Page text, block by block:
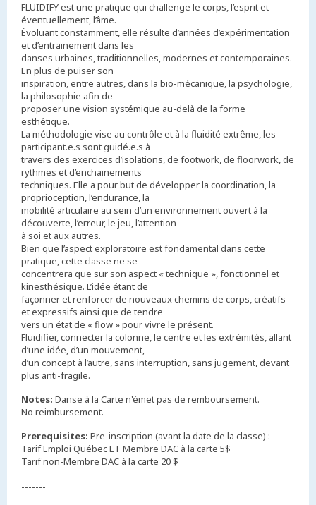
FLUIDIFY est une pratique qui challenge le corps, l’esprit et
éventuellement, l’âme.
Évoluant constamment, elle résulte d’années d’expérimentation
et d’entrainement dans les
danses urbaines, traditionnelles, modernes et contemporaines.
En plus de puiser son
inspiration, entre autres, dans la bio-mécanique, la psychologie,
la philosophie afin de
proposer une vision systémique au-delà de la forme
esthétique.
La méthodologie vise au contrôle et à la fluidité extrême, les
participant.e.s sont guidé.e.s à
travers des exercices d’isolations, de footwork, de floorwork, de
rythmes et d’enchainements
techniques. Elle a pour but de développer la coordination, la
proprioception, l’endurance, la
mobilité articulaire au sein d’un environnement ouvert à la
découverte, l’erreur, le jeu, l’attention
à soi et aux autres.
Bien que l’aspect exploratoire est fondamental dans cette
pratique, cette classe ne se
concentrera que sur son aspect « technique », fonctionnel et
kinesthésique. L’idée étant de
façonner et renforcer de nouveaux chemins de corps, créatifs
et expressifs ainsi que de tendre
vers un état de « flow » pour vivre le présent.
Fluidifier, connecter la colonne, le centre et les extrémités, allant
d’une idée, d’un mouvement,
d’un concept à l’autre, sans interruption, sans jugement, devant
plus anti-fragile.
Notes: Danse à la Carte n'émet pas de remboursement.
No reimbursement.
Prerequisites: Pre-inscription (avant la date de la classe) :
Tarif Emploi Québec ET Membre DAC à la carte 5$
Tarif non-Membre DAC à la carte 20 $
-------